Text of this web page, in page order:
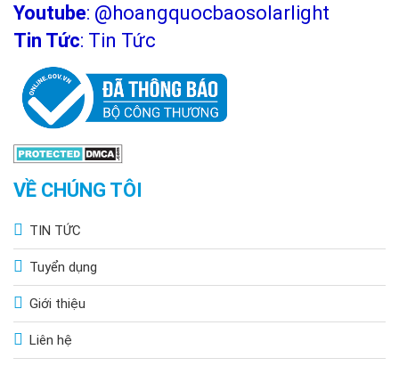
Youtube: @hoangquocbaosolarlight
Tin Tức: Tin Tức
VỀ CHÚNG TÔI
TIN TỨC
Tuyển dụng
Giới thiệu
Liên hệ